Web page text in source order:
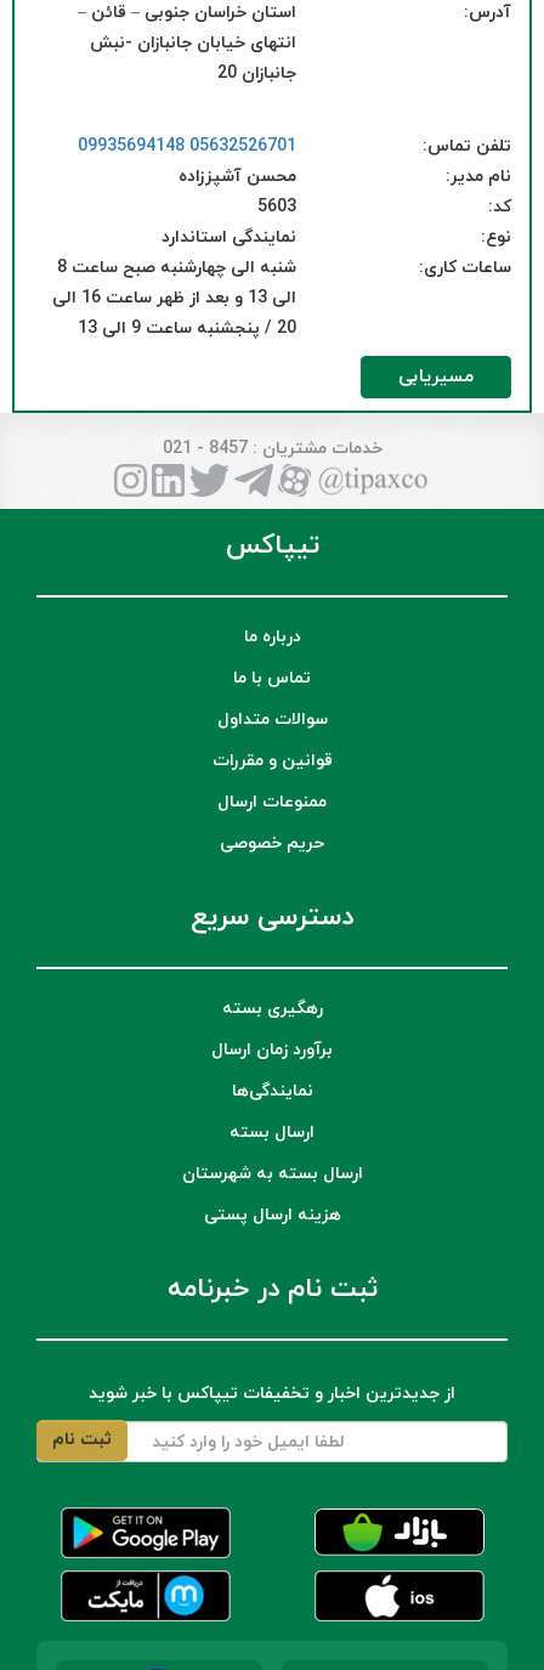
آدرس:
استان خراسان جنوبی – قائن –
انتهای خیابان جانبازان -نبش
جانبازان 20
تلفن تماس: 05632526701
09935694148
نام مدیر:
محسن آشپززاده
کد:
5603
نوع:
نمایندگی استاندارد
ساعات کاری:
شنبه الی چهارشنبه صبح ساعت 8
الی 13 و بعد از ظهر ساعت 16 الی
20 / پنجشنبه ساعت 9 الی 13
مسیریابی
خدمات مشتریان : 8457 - 021
تیپاکس
درباره ما
تماس با ما
سوالات متداول
قوانین و مقررات
ممنوعات ارسال
حریم خصوصی
دسترسی سریع
رهگیری بسته
برآورد زمان ارسال
نمایندگی‌ها
ارسال بسته
ارسال بسته به شهرستان
هزینه ارسال پستی
ثبت نام در خبرنامه
از جدیدترین اخبار و تخفیفات تیپاکس با خبر شوید